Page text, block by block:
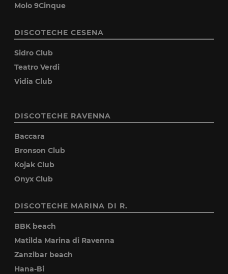
Molo 9Cinque
DISCOTECHE CESENA
Sidro Club
Teatro Verdi
Vidia Club
DISCOTECHE RAVENNA
Baccara
Bronson Club
Kojak Club
Onyx Club
DISCOTECHE MARINA DI R.
BBK beach
Matilda Marina di Ravenna
Zanzibar beach
Hana-Bi